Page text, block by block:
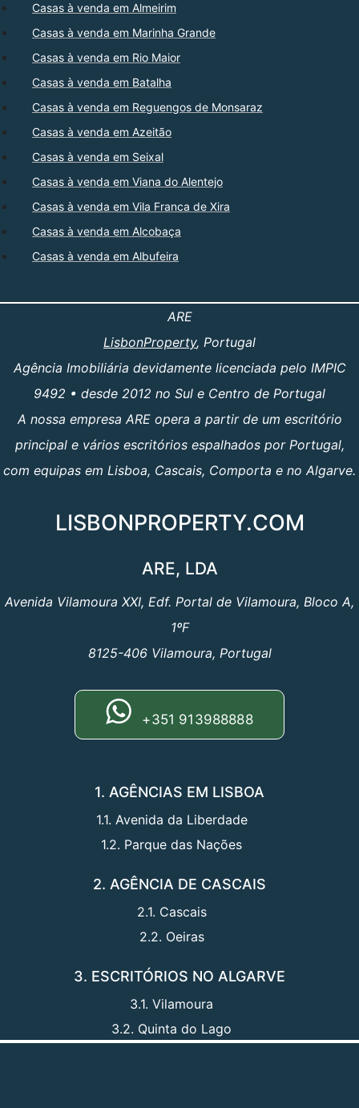
Casas à venda em Almeirim
Casas à venda em Marinha Grande
Casas à venda em Rio Maior
Casas à venda em Batalha
Casas à venda em Reguengos de Monsaraz
Casas à venda em Azeitão
Casas à venda em Seixal
Casas à venda em Viana do Alentejo
Casas à venda em Vila Franca de Xira
Casas à venda em Alcobaça
Casas à venda em Albufeira
ARE
LisbonProperty, Portugal
Agência Imobiliária devidamente licenciada pelo IMPIC
9492 • desde 2012 no Sul e Centro de Portugal
A nossa empresa ARE opera a partir de um escritório
principal e vários escritórios espalhados por Portugal,
com equipas em Lisboa, Cascais, Comporta e no Algarve.
LISBONPROPERTY.COM
ARE, LDA
Avenida Vilamoura XXI, Edf. Portal de Vilamoura, Bloco A,
1ºF
8125-406 Vilamoura, Portugal
+351 913988888
1. AGÊNCIAS EM LISBOA
1.1. Avenida da Liberdade
1.2. Parque das Nações
2. AGÊNCIA DE CASCAIS
2.1. Cascais
2.2. Oeiras
3. ESCRITÓRIOS NO ALGARVE
3.1. Vilamoura
3.2. Quinta do Lago